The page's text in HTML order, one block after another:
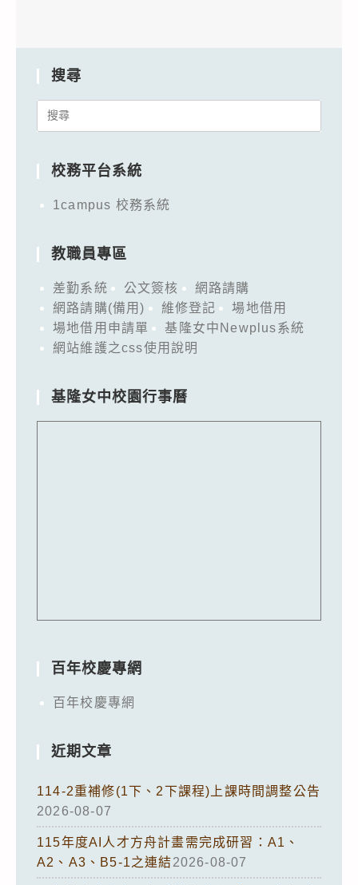
搜尋
Search
校務平台系統
1campus 校務系統
教職員專區
差勤系統 公文簽核
網路請購
網路請購(備用)
維修登記
場地借用
場地借用申請單
基隆女中Newplus系統
網站維護之css使用說明
基隆女中校園行事曆
百年校慶專網
百年校慶專網
近期文章
114-2重補修(1下、2下課程)上課時間調整公告
2026-08-07
115年度AI人才方舟計畫需完成研習：A1、
A2、A3、B5-1之連結2026-08-07